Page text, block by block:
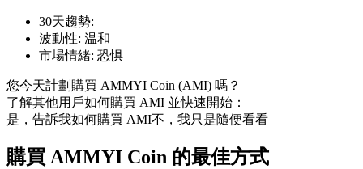
USDC永續
30天趨勢:
波動性: 温和
市場情緒: 恐惧
您今天計劃購買 AMMYI Coin (AMI) 嗎？
了解其他用戶如何購買 AMI 並快速開始：
是，告訴我如何購買 AMI不，我只是隨便看看
購買 AMMYI Coin 的最佳方式